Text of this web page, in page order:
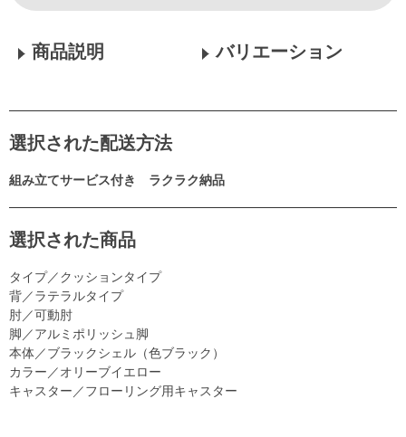
商品説明 バリエーション
選択された配送方法
組み立てサービス付き ラクラク納品
選択された商品
タイプ／クッションタイプ
背／ラテラルタイプ
肘／可動肘
脚／アルミポリッシュ脚
本体／ブラックシェル（色ブラック）
カラー／オリーブイエロー
キャスター／フローリング用キャスター